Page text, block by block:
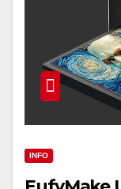
INFO